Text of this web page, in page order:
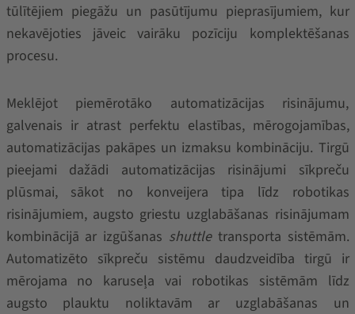
tūlītējiem piegāžu un pasūtījumu pieprasījumiem, kur
nekavējoties jāveic vairāku pozīciju komplektēšanas
procesu.
Meklējot piemērotāko automatizācijas risinājumu,
galvenais ir atrast perfektu elastības, mērogojamības,
automatizācijas pakāpes un izmaksu kombināciju. Tirgū
pieejami dažādi automatizācijas risinājumi sīkpreču
plūsmai, sākot no konveijera tipa līdz robotikas
risinājumiem, augsto griestu uzglabāšanas risinājumam
kombinācijā ar izgūšanas shuttletransporta sistēmām.
Automatizēto sīkpreču sistēmu daudzveidība tirgū ir
mērojama no karuseļa vai robotikas sistēmām līdz
augsto plauktu noliktavām ar uzglabāšanas un